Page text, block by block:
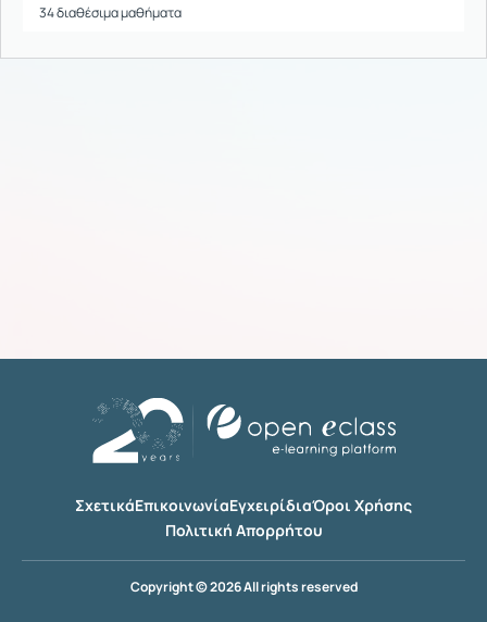
34 διαθέσιμα μαθήματα
ΣχετικάΕπικοινωνίαΕγχειρίδιαΌροι Χρήσης
Πολιτική Απορρήτου
Copyright © 2026 All rights reserved